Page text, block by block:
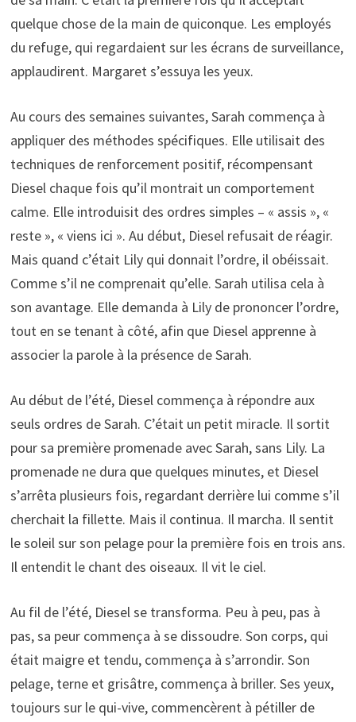
quelque chose de la main de quiconque. Les employés
du refuge, qui regardaient sur les écrans de surveillance,
applaudirent. Margaret s’essuya les yeux.
Au cours des semaines suivantes, Sarah commença à
appliquer des méthodes spécifiques. Elle utilisait des
techniques de renforcement positif, récompensant
Diesel chaque fois qu’il montrait un comportement
calme. Elle introduisit des ordres simples – « assis », «
reste », « viens ici ». Au début, Diesel refusait de réagir.
Mais quand c’était Lily qui donnait l’ordre, il obéissait.
Comme s’il ne comprenait qu’elle. Sarah utilisa cela à
son avantage. Elle demanda à Lily de prononcer l’ordre,
tout en se tenant à côté, afin que Diesel apprenne à
associer la parole à la présence de Sarah.
Au début de l’été, Diesel commença à répondre aux
seuls ordres de Sarah. C’était un petit miracle. Il sortit
pour sa première promenade avec Sarah, sans Lily. La
promenade ne dura que quelques minutes, et Diesel
s’arrêta plusieurs fois, regardant derrière lui comme s’il
cherchait la fillette. Mais il continua. Il marcha. Il sentit
le soleil sur son pelage pour la première fois en trois ans.
Il entendit le chant des oiseaux. Il vit le ciel.
Au fil de l’été, Diesel se transforma. Peu à peu, pas à
pas, sa peur commença à se dissoudre. Son corps, qui
était maigre et tendu, commença à s’arrondir. Son
pelage, terne et grisâtre, commença à briller. Ses yeux,
toujours sur le qui-vive, commencèrent à pétiller de